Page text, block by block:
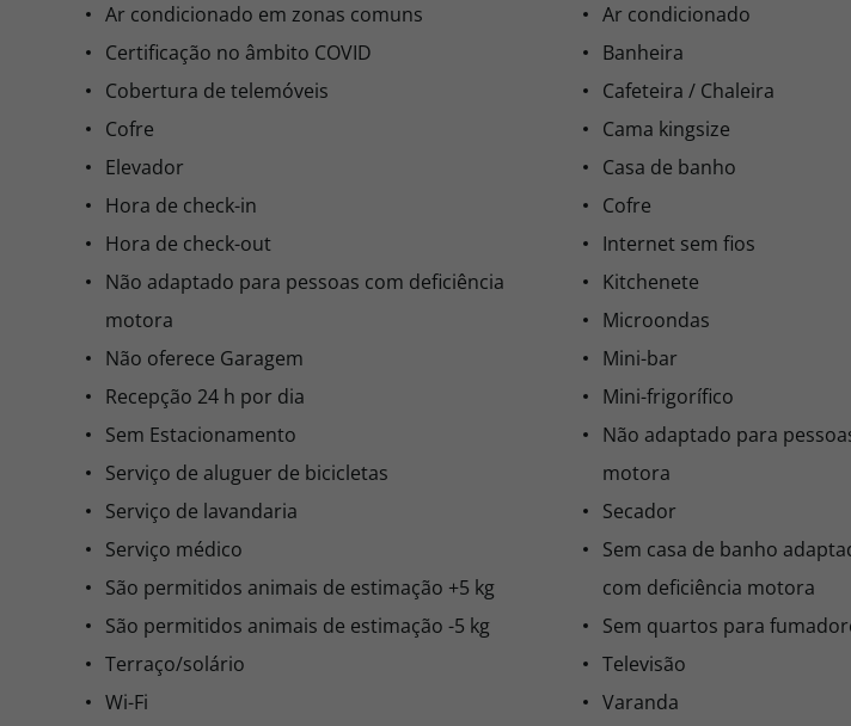
Ar condicionado em zonas comuns
Certificação no âmbito COVID
Cobertura de telemóveis
Cofre
Elevador
Hora de check-in
Hora de check-out
Não adaptado para pessoas com deficiência
motora
Não oferece Garagem
Recepção 24 h por dia
Sem Estacionamento
Serviço de aluguer de bicicletas
Serviço de lavandaria
Serviço médico
São permitidos animais de estimação +5 kg
São permitidos animais de estimação -5 kg
Terraço/solário
Wi-Fi
Ar condicionado
Banheira
Cafeteira / Chaleira
Cama kingsize
Casa de banho
Cofre
Internet sem fios
Kitchenete
Microondas
Mini-bar
Mini-frigorífico
Não adaptado para
motora
Secador
Sem casa de banho
com deficiência motora
Sem quartos para
Televisão
Varanda